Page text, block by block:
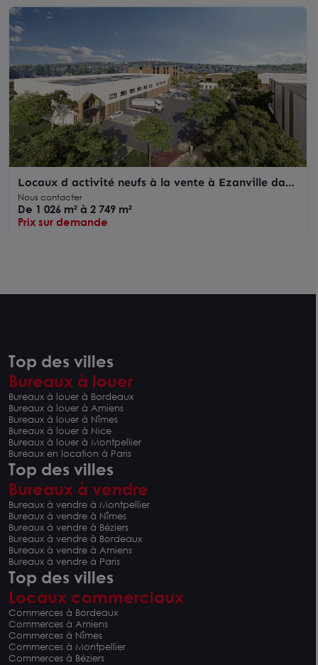
Locaux d activité neufs à la vente à Ezanville dans
parc sécurisé proche RD301
Nous contacter
De 1 026 m² à 2 749 m²
Prix sur demande
Top des villes
Bureaux à louer
Bureaux à louer à Bordeaux
Bureaux à louer à Amiens
Bureaux à louer à Nîmes
Bureaux à louer à Nice
Bureaux à louer à Montpellier
Bureaux en location à Paris
Top des villes
Bureaux à vendre
Bureaux à vendre à Montpellier
Bureaux à vendre à Nîmes
Bureaux à vendre à Béziers
Bureaux à vendre à Bordeaux
Bureaux à vendre à Amiens
Bureaux à vendre à Paris
Top des villes
Locaux commerciaux
Commerces à Bordeaux
Commerces à Amiens
Commerces à Nîmes
Commerces à Montpellier
Commerces à Béziers